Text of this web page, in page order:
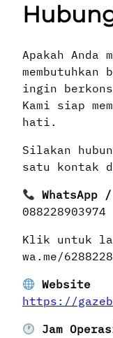
Apakah Anda
ingin
Kami siap
hati.
Silakan
satu kontak
WhatsApp
088228903974
Klik untuk
wa.me/
Website
https://
Jam